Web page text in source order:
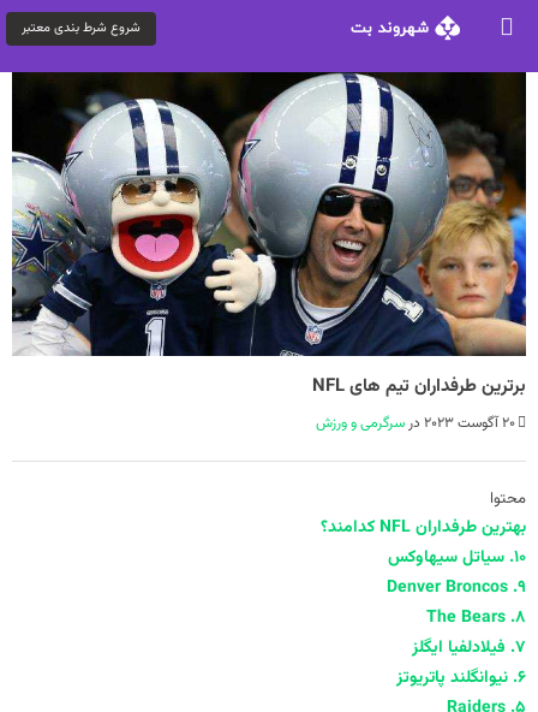
شروع شرط بندی معتبر
برترین طرفداران تیم های NFL
20 آگوست 2023 در سرگرمی و ورزش
محتوا
بهترین طرفداران NFL کدامند؟
10. سیاتل سیهاوکس
8. The Bears
7. فیلادلفیا ایگلز
6. نیوانگلند پاتریوتز